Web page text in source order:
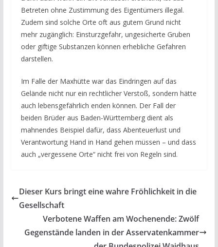
Betreten ohne Zustimmung des Eigentümers illegal.
Zudem sind solche Orte oft aus gutem Grund nicht
mehr zugänglich: Einsturzgefahr, ungesicherte Gruben
oder giftige Substanzen können erhebliche Gefahren
darstellen.
Im Falle der Maxhütte war das Eindringen auf das
Gelände nicht nur ein rechtlicher Verstoß, sondern hätte
auch lebensgefährlich enden können. Der Fall der
beiden Brüder aus Baden-Württemberg dient als
mahnendes Beispiel dafür, dass Abenteuerlust und
Verantwortung Hand in Hand gehen müssen – und dass
auch „vergessene Orte“ nicht frei von Regeln sind.
Dieser Kurs bringt eine wahre Fröhlichkeit in die
Gesellschaft
Verbotene Waffen am Wochenende: Zwölf
Gegenstände landen in der Asservatenkammer